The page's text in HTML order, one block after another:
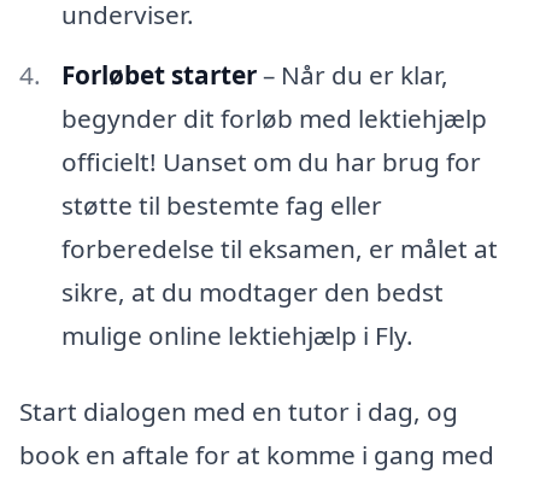
underviser.
Forløbet starter– Når du er klar,
begynder dit forløb med lektiehjælp
officielt! Uanset om du har brug for
støtte til bestemte fag eller
forberedelse til eksamen, er målet at
sikre, at du modtager den bedst
mulige online lektiehjælp i Fly.
Start dialogen med en tutor i dag, og
book en aftale for at komme i gang med